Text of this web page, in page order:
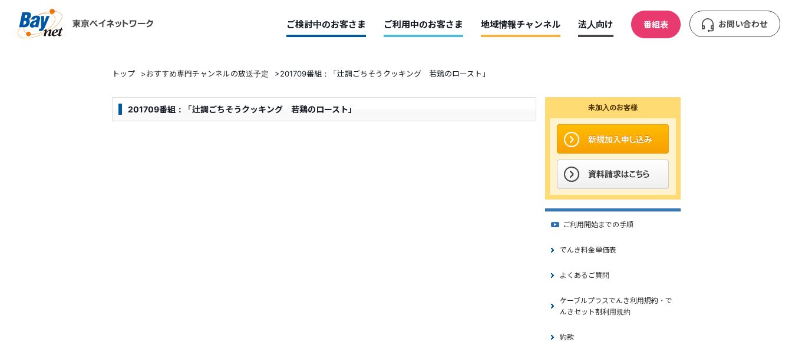
ご検討中のお客さま ご利用中のお客さま 地域情報チャンネル 法人向け 番組表 お問い合わせ
トップ >おすすめ専門チャンネルの放送予定 >201709番組：「辻調ごちそうクッキング 若鶏のロースト」
201709番組：「辻調ごちそうクッキング 若鶏のロースト」 未加入のお客様
ご利用開始までの手順
でんき料金単価表
よくあるご質問
ケーブルプラスでんき利用規約・で
んきセット割利用規約
約款